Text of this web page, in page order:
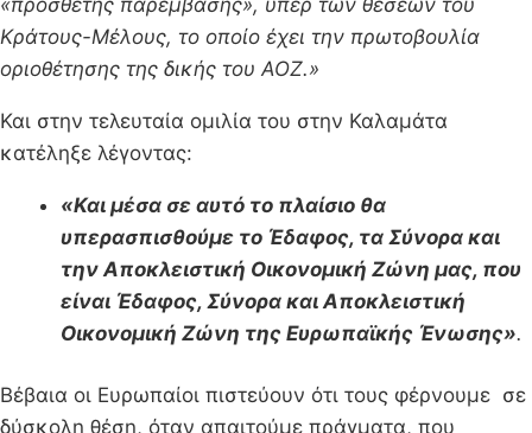
Κράτους-Μέλους, το οποίο έχει την πρωτοβουλία
οριοθέτησης της δικής του ΑΟΖ.»
Και στην τελευταία ομιλία του στην Καλαμάτα
κατέληξε λέγοντας:
«Και μέσα σε αυτό το πλαίσιο θα
υπερασπισθούμε το Έδαφος, τα Σύνορα και
την Αποκλειστική Οικονομική Ζώνη μας, που
είναι Έδαφος, Σύνορα και Αποκλειστική
Οικονομική Ζώνη της Ευρωπαϊκής Ένωσης».
Βέβαια οι Ευρωπαίοι πιστεύουν ότι τους φέρνουμε σε
δύσκολη θέση, όταν απαιτούμε πράγματα, που